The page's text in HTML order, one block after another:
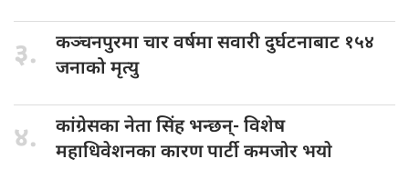
३. कञ्चनपुरमा चारवर्षमा सवारी दुर्घटनाबाट १५४
जनाको मृत्यु
४. कांग्रेसका नेतासिंह भन्छन्- विशेष
महाधिवेशनका कारण पार्टी कमजोर भयाे